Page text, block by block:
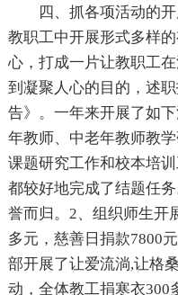
四、抓各项活动的
教职工中开展形式多样
心，打成一片让教职工
到凝聚人心的目的，述
告》。一年来开展了如
年教师、中老年教师教
课题研究工作和校本培
都较好地完成了结题任
誉而归。2、组织师生开
多元，慈善日捐款7800
部开展了让爱流淌,让格
动，全体教工捐寒衣300